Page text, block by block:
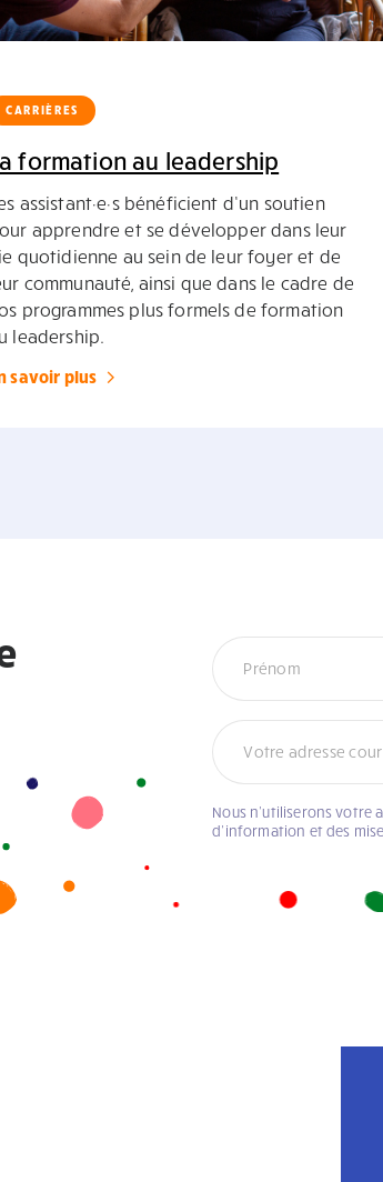
CARRIÈRES
formation au leadership
assistant·e·s bénéficient d’un soutien
apprendre et se développer dans leur
quotidienne au sein de leur foyer et de
communauté, ainsi que dans le cadre de
programmes plus formels de formation
leadership.
savoir plus
Infolettre
Nous n’utiliserons votre
d’information et des